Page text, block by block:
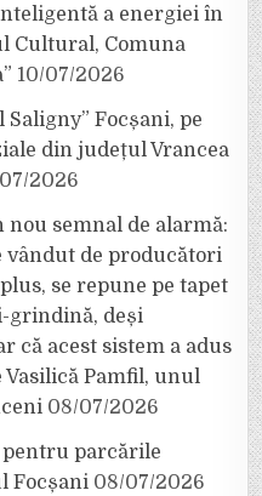
a energiei în
Cultural, Comuna
10/07/2026
Saligny” Focșani, pe
din județul Vrancea
2026
semnal de alarmă:
de producători
se repune pe tapet
grindină, deși
că acest sistem a adus
Pamfil, unul
08/07/2026
pentru parcările
Focșani 08/07/2026